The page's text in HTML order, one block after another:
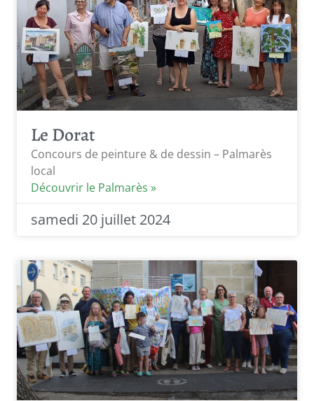
Le Dorat
Concours de peinture & de dessin – Palmarès
local
Découvrir le Palmarès »
samedi 20 juillet 2024